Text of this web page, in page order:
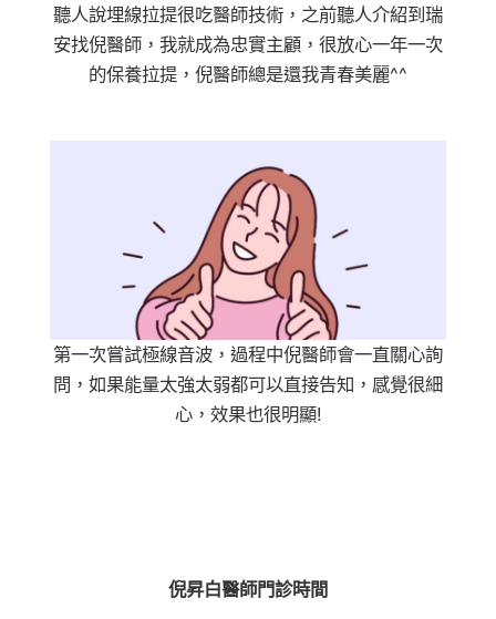
聽人說埋線拉提很吃醫師技術，之前聽人介紹到瑞
安找倪醫師，我就成為忠實主顧，很放心一年一次
的保養拉提，倪醫師總是還我青春美麗^^
第一次嘗試極線音波，過程中倪醫師會一直關心詢
問，如果能量太強太弱都可以直接告知，感覺很細
心，效果也很明顯!
倪昇白醫師門診時間